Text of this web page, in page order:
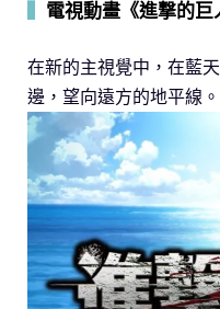
電視動畫《進撃的
在新的主視覺中，在藍
邊，望向遠方的地平線。